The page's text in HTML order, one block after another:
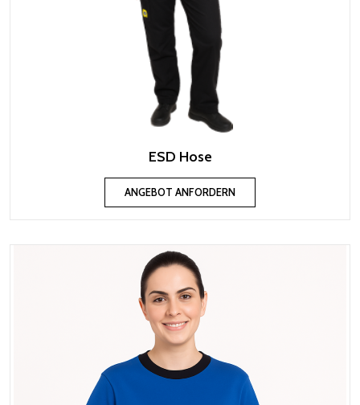
ESD Hose
ANGEBOT ANFORDERN